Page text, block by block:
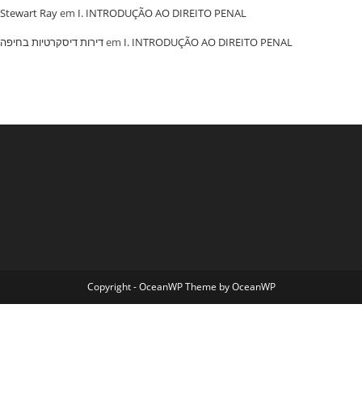
Stewart Rayem I. INTRODUÇÃO AO DIREITO PENAL
‏דירות דיסקרטיות בחיפהem I. INTRODUÇÃO AO DIREITO PENAL
Copyright - OceanWP Theme by OceanWP